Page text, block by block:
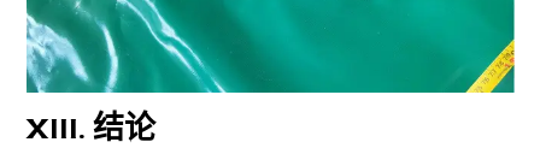
XIII.结论